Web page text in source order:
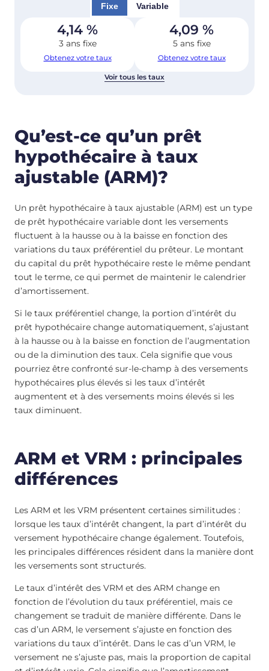
Fixe Variable
4,14 %
3 ans fixe
Obtenez votre taux
4,09 %
5 ans fixe
Obtenez votre taux
Voir tous les taux
Qu’est-ce qu’un prêt
hypothécaire à taux
ajustable (ARM)?
Un prêt hypothécaire à taux ajustable (ARM) est un type
de prêt hypothécaire variable dont les versements
fluctuent à la hausse ou à la baisse en fonction des
variations du taux préférentiel du prêteur. Le montant
du capital du prêt hypothécaire reste le même pendant
tout le terme, ce qui permet de maintenir le calendrier
d’amortissement.
Si le taux préférentiel change, la portion d’intérêt du
prêt hypothécaire change automatiquement, s’ajustant
à la hausse ou à la baisse en fonction de l’augmentation
ou de la diminution des taux. Cela signifie que vous
pourriez être confronté sur-le-champ à des versements
hypothécaires plus élevés si les taux d’intérêt
augmentent et à des versements moins élevés si les
taux diminuent.
ARM et VRM : principales
différences
Les ARM et les VRM présentent certaines similitudes :
lorsque les taux d’intérêt changent, la part d’intérêt du
versement hypothécaire change également. Toutefois,
les principales différences résident dans la manière dont
les versements sont structurés.
Le taux d’intérêt des VRM et des ARM change en
fonction de l’évolution du taux préférentiel, mais ce
changement se traduit de manière différente. Dans le
cas d’un ARM, le versement s’ajuste en fonction des
variations du taux d’intérêt. Dans le cas d’un VRM, le
versement ne s’ajuste pas, mais la proportion de capital